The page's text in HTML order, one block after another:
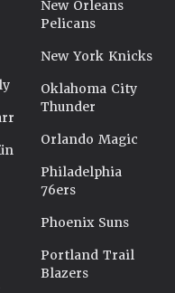
New Orleans
Pelicans
New York Knicks
Oklahoma City
Thunder
Orlando Magic
Philadelphia
76ers
Phoenix Suns
Portland Trail
Blazers